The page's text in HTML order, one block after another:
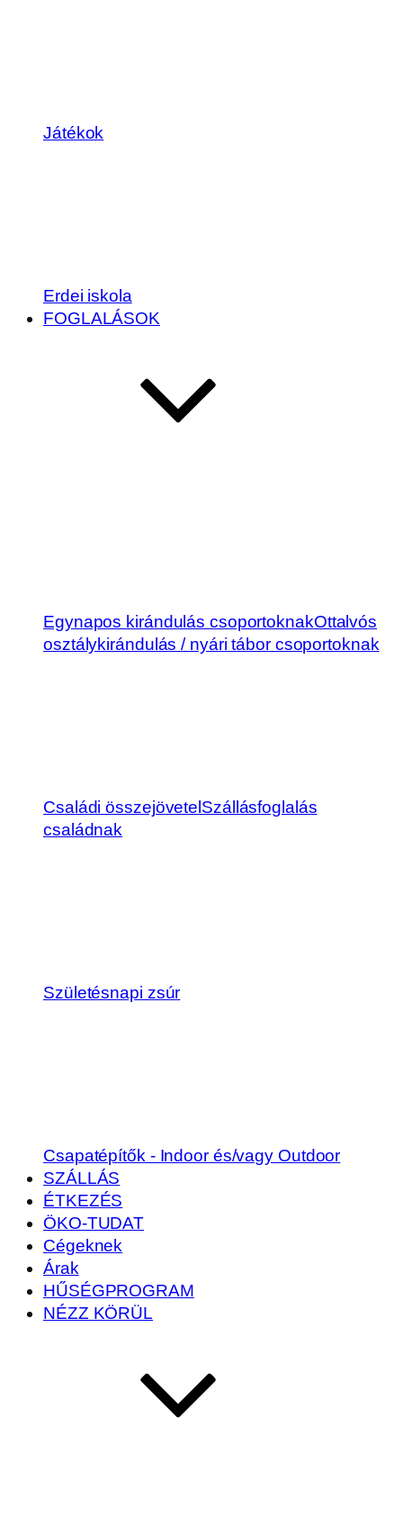
Játékok
Erdei iskola
FOGLALÁSOK
Egynapos kirándulás csoportoknakOttalvós
osztálykirándulás / nyári tábor csoportoknak
Családi összejövetelSzállásfoglalás
családnak
Születésnapi zsúr
Csapatépítők - Indoor és/vagy Outdoor
SZÁLLÁS
ÉTKEZÉS
ÖKO-TUDAT
Cégeknek
Árak
HŰSÉGPROGRAM
NÉZZ KÖRÜL